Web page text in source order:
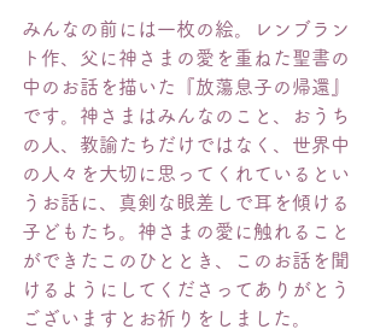
みんなの前には一枚の絵。レンブラン
ト作、父に神さまの愛を重ねた聖書の
中のお話を描いた『放蕩息子の帰還』
です。神さまはみんなのこと、おうち
の人、教諭たちだけではなく、世界中
の人々を大切に思ってくれているとい
うお話に、真剣な眼差しで耳を傾ける
子どもたち。神さまの愛に触れること
ができたこのひととき、このお話を聞
けるようにしてくださってありがとう
ございますとお祈りをしました。